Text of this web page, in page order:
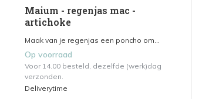
Maium - regenjas mac -
artichoke
Maak van je regenjas een poncho om...
Op voorraad
Voor 14.00 besteld, dezelfde (werk)dag
verzonden.
Deliverytime